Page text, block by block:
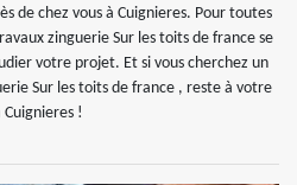
de chez vous à Cuignieres. Pour toutes
zinguerie Sur les toits de france se
votre projet. Et si vous cherchez un
Sur les toits de france , reste à votre
!